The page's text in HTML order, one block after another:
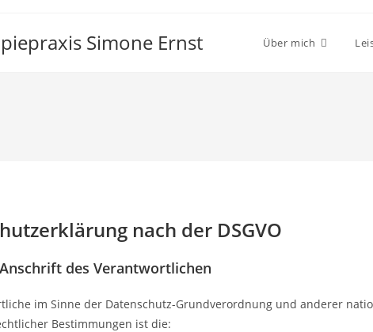
Simone Ernst Über mich
nach der DSGVO
des Verantwortlichen
im Sinne der Datenschutz-Grundverordnung und anderer
Bestimmungen ist die: